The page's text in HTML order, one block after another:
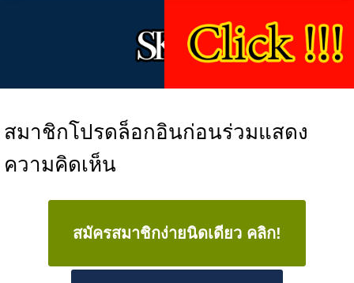
สมาชิกโปรดล็อกอินก่อนร่วมแสดง
ความคิดเห็น
สมัครสมาชิกง่ายนิดเดียว คลิก!